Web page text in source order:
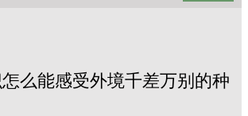
么能感受外境千差万别的种